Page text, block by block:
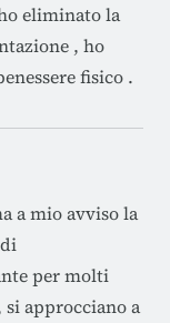
eliminato la
, ho
fisico .
a mio avviso la
per molti
approcciano a